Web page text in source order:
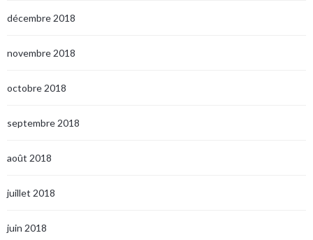
décembre 2018
novembre 2018
octobre 2018
septembre 2018
août 2018
juillet 2018
juin 2018